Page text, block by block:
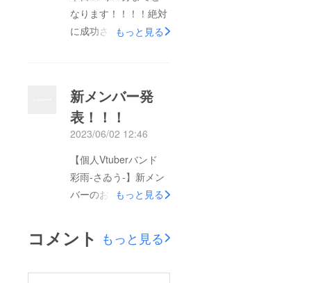
＆姉吹直筆メッセージ
は、1,500円プランか
ら付きます！お楽しみ
なります！！！！絶対
に成功させたいので、
します！！！！
もっと見る
新メンバー発
表！！！
2023/06/02 12:46
【個人Vtuberバンド
彩雨-さゐう-】新メン
バーのお知ら
Twitter :
https://twitter.com/123
もっと見る
コメント もっと見る